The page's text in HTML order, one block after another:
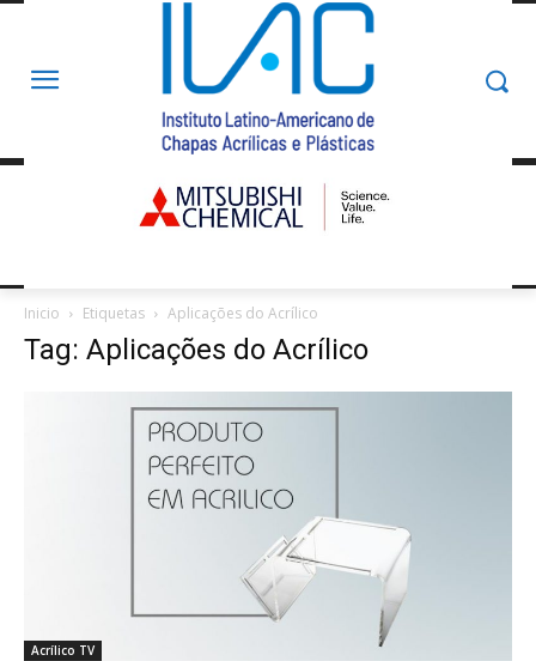
Inicio Etiquetas Aplicações do Acrílico
Tag: Aplicações do Acrílico
Acrílico TV